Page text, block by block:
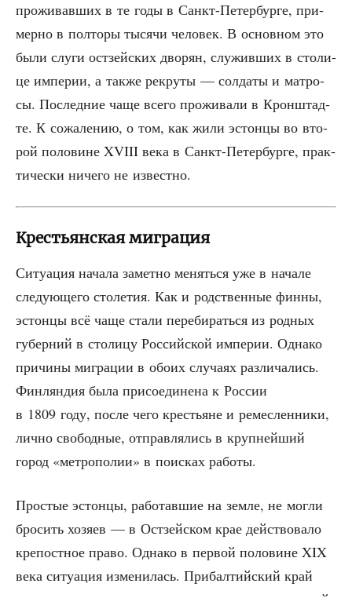
про­жи­вав­ших в те годы в Санкт-Петер­бур­ге, при­
мер­но в пол­то­ры тыся­чи чело­век. В основ­ном это
были слу­ги ост­зей­ских дво­рян, слу­жив­ших в сто­ли­
це импе­рии, а так­же рекру­ты — сол­да­ты и мат­ро­
сы. Послед­ние чаще все­го про­жи­ва­ли в Крон­штад­
те. К сожа­ле­нию, о том, как жили эстон­цы во вто­
рой поло­вине XVIII века в Санкт-Петер­бур­ге, прак­
ти­че­ски ниче­го не известно.
Крестьянская миграция
Ситу­а­ция нача­ла замет­но менять­ся уже в нача­ле
сле­ду­ю­ще­го сто­ле­тия. Как и род­ствен­ные фин­ны,
эстон­цы всё чаще ста­ли пере­би­рать­ся из род­ных
губер­ний в сто­ли­цу Рос­сий­ской импе­рии. Одна­ко
при­чи­ны мигра­ции в обо­их слу­ча­ях раз­ли­ча­лись.
Фин­лян­дия была при­со­еди­не­на к Рос­сии
в 1809 году, после чего кре­стьяне и ремес­лен­ни­ки,
лич­но сво­бод­ные, отправ­ля­лись в круп­ней­ший
город «мет­ро­по­лии» в поис­ках работы.
Про­стые эстон­цы, рабо­тав­шие на зем­ле, не мог­ли
бро­сить хозя­ев — в Ост­зей­ском крае дей­ство­ва­ло
кре­пост­ное пра­во. Одна­ко в пер­вой поло­вине XIX
века ситу­а­ция изме­ни­лась. При­бал­тий­ский край